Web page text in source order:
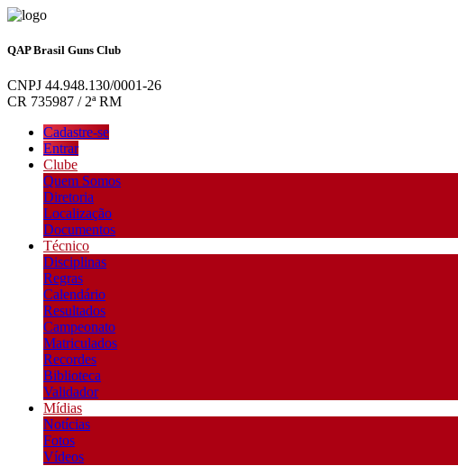
QAP Brasil Guns Club
CNPJ 44.948.130/0001-26
CR 735987 / 2ª RM
Cadastre-se
Entrar
Clube
Quem Somos
Diretoria
Localização
Documentos
Técnico
Disciplinas
Regras
Calendário
Resultados
Campeonato
Matriculados
Recordes
Biblioteca
Validador
Mídias
Notícias
Fotos
Vídeos